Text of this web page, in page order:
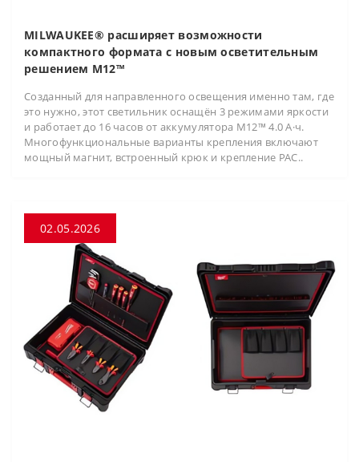
MILWAUKEE® расширяет возможности
компактного формата с новым осветительным
решением M12™
Созданный для направленного освещения именно там, где
это нужно, этот светильник оснащён 3 режимами яркости
и работает до 16 часов от аккумулятора M12™ 4.0 А·ч.
Многофункциональные варианты крепления включают
мощный магнит, встроенный крюк и крепление PAC..
02.05.2026